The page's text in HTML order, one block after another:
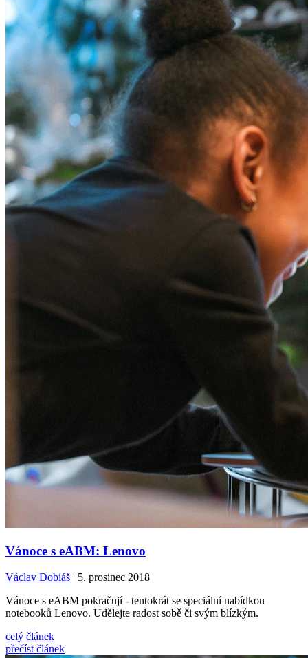
Vánoce s eABM: Lenovo
Václav Dobiáš | 5. prosinec 2018
Vánoce s eABM pokračují - tentokrát se speciální nabídkou
notebooků Lenovo. Udělejte radost sobě či svým blízkým.
celý článek
přečíst článek